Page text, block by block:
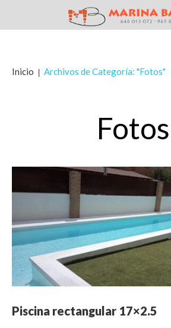
Fotos
Inicio Archivos de Categoría: "Fotos"
Piscina rectangular 17×2.5